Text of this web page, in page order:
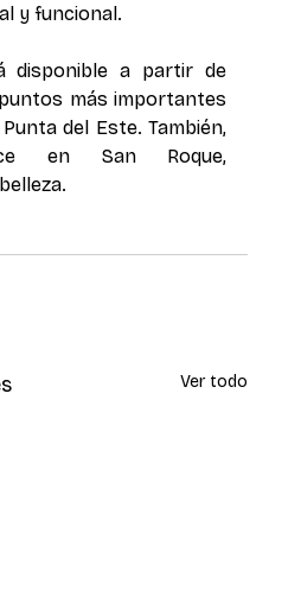
y funcional.
disponible a partir de
más importantes
del Este. También,
en San Roque,
Ver todo